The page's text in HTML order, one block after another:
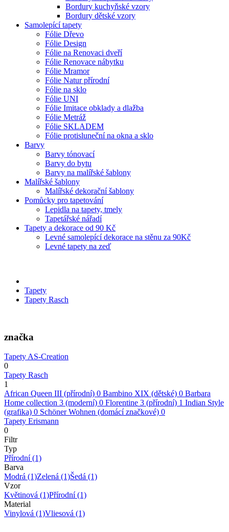
Bordury kuchyňské vzory
Bordury dětské vzory
Samolepící tapety
Fólie Dřevo
Fólie Design
Fólie na Renovaci dveří
Fólie Renovace nábytku
Fólie Mramor
Fólie Natur přírodní
Fólie na sklo
Fólie UNI
Fólie Imitace obklady a dlažba
Fólie Metráž
Fólie SKLADEM
Fólie protisluneční na okna a sklo
Barvy
Barvy tónovací
Barvy do bytu
Barvy na malířské šablony
Malířské šablony
Malířské dekorační šablony
Pomůcky pro tapetování
Lepidla na tapety, tmely
Tapetářské nářadí
Tapety a dekorace od 90 Kč
Levné samolepící dekorace na stěnu za 90Kč
Levné tapety na zeď
Tapety
Tapety Rasch
značka
Tapety AS-Creation
0
Tapety Rasch
1
African Queen III (přírodní) 0 Bambino XIX (dětské) 0 Barbara
Home collection 3 (moderní) 0 Florentine 3 (přírodní) 1 Indian Style
(grafika) 0 Schöner Wohnen (domácí značkové) 0
Tapety Erismann
0
Filtr
Typ
Přírodní(1)
Barva
Modrá (1)Zelená (1)Šedá (1)
Vzor
Květinová (1)Přírodní(1)
Material
Vinylová (1)Vliesová (1)